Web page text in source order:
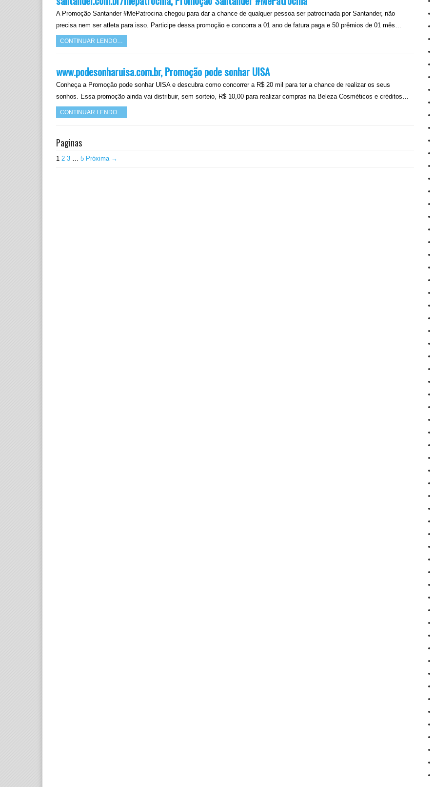
A Promoção Santander #MePatrocina chegou para dar a chance de qualquer pessoa ser patrocinada por Santander, não
precisa nem ser atleta para isso. Participe dessa promoção e concorra a 01 ano de fatura paga e 50 prêmios de 01 mês…
CONTINUAR LENDO…
www.podesonharuisa.com.br, Promoção pode sonhar UISA
Conheça a Promoção pode sonhar UISA e descubra como concorrer a R$ 20 mil para ter a chance de realizar os seus
sonhos. Essa promoção ainda vai distribuir, sem sorteio, R$ 10,00 para realizar compras na Beleza Cosméticos e créditos…
CONTINUAR LENDO…
Paginas
1 2 3 … 5 Próxima →